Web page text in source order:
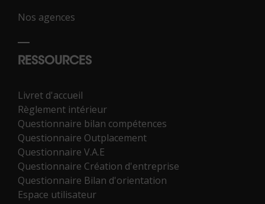
Nos agences
RESSOURCES
Livret d'accueil
Règlement intérieur
Questionnaire bilan compétences
Questionnaire Outplacement
Questionnaire V.A.E
Questionnaire Création d'entreprise
Questionnaire Bilan d'orientation
Espace utilisateur